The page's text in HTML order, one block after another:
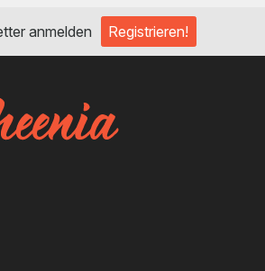
anmelden Registrieren!